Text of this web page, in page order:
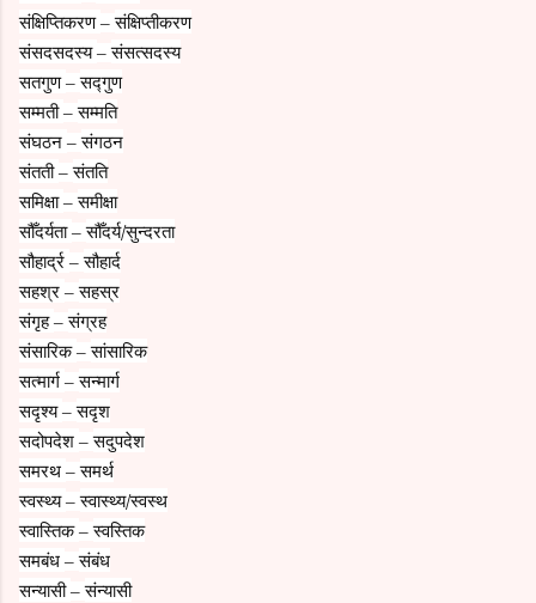
संक्षिप्तिकरण–संक्षिप्तीकरण
संसदसदस्य–संसत्सदस्य
सतगुण–सद्गुण
सम्मती–सम्मति
संघठन –संगठन
संतती–संतति
समिक्षा–समीक्षा
सौँदर्यता–सौँदर्य/सुन्दरता
सौहार्द्र –सौहार्द
सहश्र –सहस्र
संगृह–संग्रह
संसारिक–सांसारिक
सत्मार्ग –सन्मार्ग
सदृश्य–सदृश
सदोपदेश –सदुपदेश
समरथ –समर्थ
स्वस्थ्य–स्वास्थ्य/स्वस्थ
स्वास्तिक–स्वस्तिक
समबंध –संबंध
सन्यासी–संन्यासी